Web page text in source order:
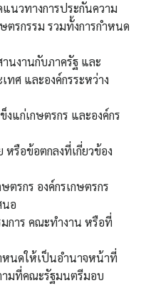
นวทางการประกันความ
ตรกรรม รวมทั้งการกำหนด
นงานกับภาครัฐ และ
ทศ และองค์กรระหว่าง
แก่เกษตรกร และองค์กร
รือข้อตกลงที่เกี่ยวข้อง
รกร องค์กรเกษตรกร
นอ
การ คณะทำงาน หรือที่
นดให้เป็นอำนาจหน้าที่
ามที่คณะรัฐมนตรีมอบ